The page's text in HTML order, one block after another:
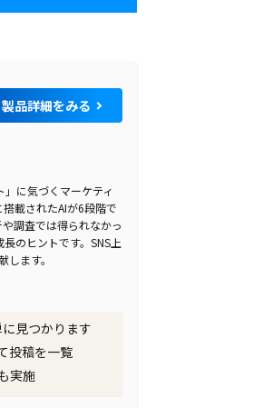
製品詳細をみる
に気づくマーケティ
載されたAIが6段階で
調査では得られなかっ
のヒントです。SNS上
ます。
見つかります
投稿を一覧
実施